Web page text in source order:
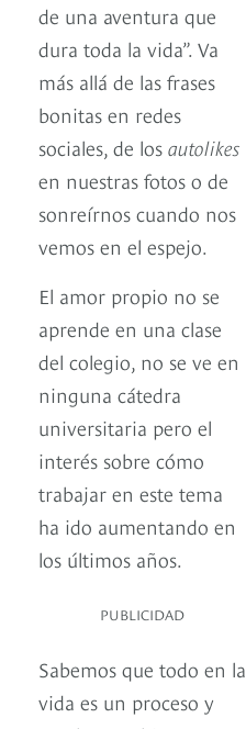
de una aventura que
dura toda la vida”. Va
más allá de las frases
bonitas en redes
sociales, de los autolikes
en nuestras fotos o de
sonreírnos cuando nos
vemos en el espejo.
El amor propio no se
aprende en una clase
del colegio, no se ve en
ninguna cátedra
universitaria pero el
interés sobre cómo
trabajar en este tema
ha ido aumentando en
los últimos años.
PUBLICIDAD
Sabemos que todo en la
vida es un proceso y